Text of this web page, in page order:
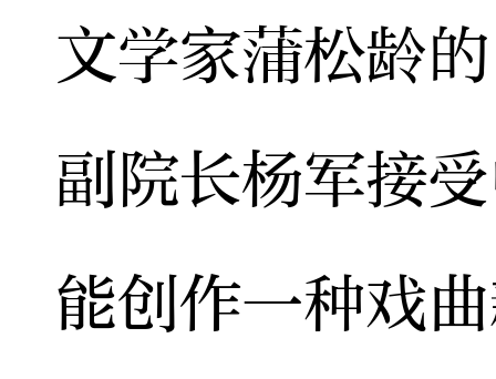
文学家蒲松龄
副院长杨军接
能创作一种戏